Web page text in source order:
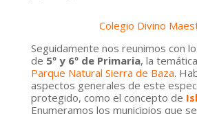
Colegio Divino
Seguidamente nos reunimos con
de 5º y 6º de Primaria, la
Parque Natural Sierra de Baza.
aspectos generales de este
protegido, como el concepto de
Enumeramos los municipios que